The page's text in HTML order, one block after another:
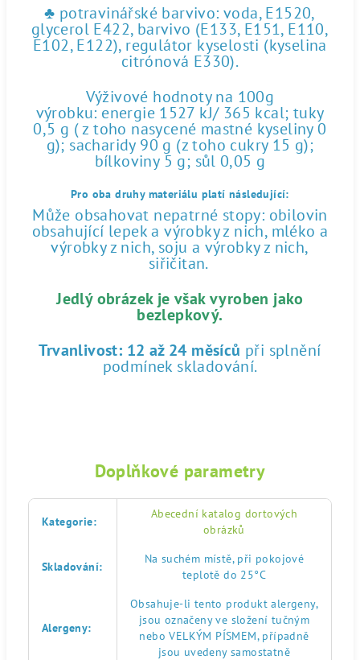
♣ potravinářské barvivo: voda, E1520,
glycerol E422, barvivo (E133, E151, E110,
E102, E122), regulátor kyselosti (kyselina
citrónová E330).
Výživové hodnoty na 100g
výrobku: energie 1527 kJ/ 365 kcal; tuky
0,5 g ( z toho nasycené mastné kyseliny 0
g); sacharidy 90 g (z toho cukry 15 g);
bílkoviny 5 g; sůl 0,05 g
Pro oba druhy materiálu platí následující:
Může obsahovat nepatrné stopy: obilovin
obsahující lepek a výrobky z nich, mléko a
výrobky z nich, soju a výrobky z nich,
siřičitan.
Jedlý obrázek je však vyroben jako
bezlepkový.
Trvanlivost: 12 až 24 měsíců při splnění
podmínek skladování.
Doplňkové parametry
Kategorie:
Abecední katalog dortových
obrázků
Skladování:
Na suchém místě, při pokojové
teplotě do 25°C
Alergeny:
Obsahuje-li tento produkt alergeny,
jsou označeny ve složení tučným
nebo VELKÝM PÍSMEM, případně
jsou uvedeny samostatně